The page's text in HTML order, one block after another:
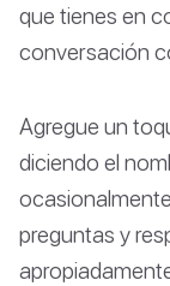
que tienes en
conversación
Agregue un
diciendo el
preguntas y